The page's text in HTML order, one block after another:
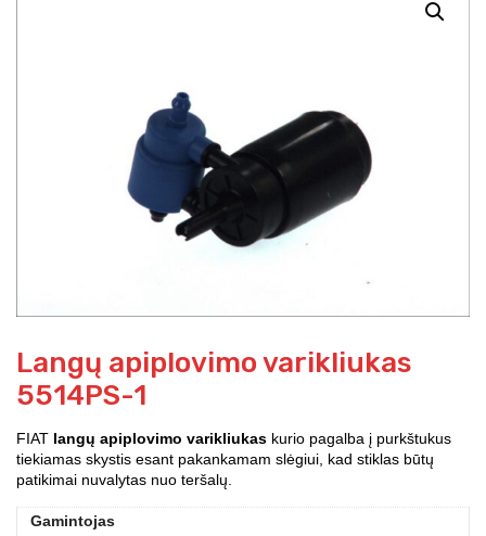
Langų apiplovimo varikliukas
5514PS-1
FIAT langų apiplovimo varikliukas kurio pagalba į purkštukus
tiekiamas skystis esant pakankamam slėgiui, kad stiklas būtų
patikimai nuvalytas nuo teršalų.
Gamintojas